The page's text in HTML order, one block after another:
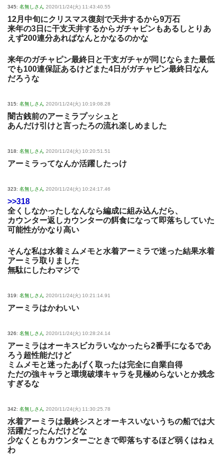
345: 名無しさん 2020/11/24(火) 11:43:40.55
12月中旬にクリスマス復刻で天井するから9万石
来年の3日に干支天井するからガチャピンもあるしとりあ
えず200連分あればなんとかなるのかな
来年のガチャピン最終日と干支ガチャが同じならまた最低
でも100連保証あるけどまた4日がガチャピン最終日なん
だろうな
315: 名無しさん 2020/11/24(火) 10:19:08.28
闇古銭前のアーミラプッシュと
あんだけ引けと言ったろの流れ楽しめました
318: 名無しさん 2020/11/24(火) 10:20:51.51
アーミラってなんか活躍したっけ
323: 名無しさん 2020/11/24(火) 10:24:17.46
>>318
全くしなかったしなんなら編成に組み込んだら、
カウンター返しカウンターの餌食になって即落ちしていた
可能性がかなり高い
そんな私は水着ミムメモと水着アーミラで迷った結果水着
アーミラ取りました
無駄にしたわマジで
319: 名無しさん 2020/11/24(火) 10:21:14.91
アーミラはかわいい
326: 名無しさん 2020/11/24(火) 10:28:24.14
アーミラはオーキスビカラいなかったら2番手になるであ
ろう超性能だけど
ミムメモと迷ったあげく取ったは完全に自業自得
ただの強キャラと環境破壊キャラを見極めらないとか残念
すぎるな
342: 名無しさん 2020/11/24(火) 11:30:25.78
水着アーミラは最終シスとオーキスいないうちの船では大
活躍だったんだけどな
少なくともカウンターごときで即落ちするほど弱くはねぇ
わ